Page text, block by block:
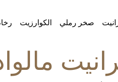
صخر رملي الكوارزيت